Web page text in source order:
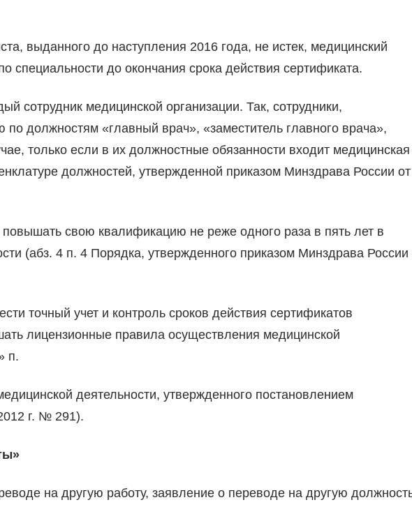
выданного до наступления 2016 года, не истек, медицинский
специальности до окончания срока действия сертификата.
сотрудник медицинской организации. Так, сотрудники,
должностям «главный врач», «заместитель главного врача»,
только если в их должностные обязанности входит медицинская
должностей, утвержденной приказом Минздрава России от
свою квалификацию не реже одного раза в пять лет в
(абз. 4 п. 4 Порядка, утвержденного приказом Минздрава России
точный учет и контроль сроков действия сертификатов
лицензионные правила осуществления медицинской
п.
деятельности, утвержденного постановлением
г. № 291).
на другую работу, заявление о переводе на другую